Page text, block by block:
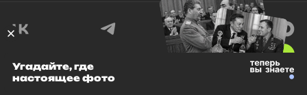
© 1999–2026 Все права защищены.
Угадайте, где
настоящее фото